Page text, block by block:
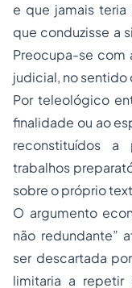
e que jamais
que conduzisse a
Preocupa-se com
judicial, no sentido
Por teleológico
finalidade ou ao
reconstituídos
trabalhos
sobre o próprio
O argumento
não redundante”
ser descartada
limitaria a